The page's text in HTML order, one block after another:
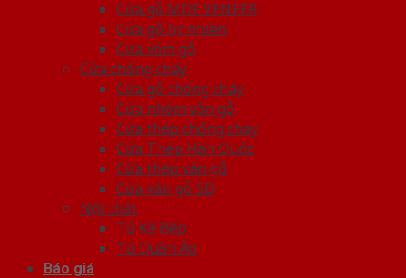
Cửa gỗ MDF VENEER
Cửa gỗ tự nhiên
Cửa vòm gỗ
Cửa chống cháy
Cửa gỗ chống cháy
Cửa nhôm vân gỗ
Cửa thép chống cháy
Cửa Thép Hàn Quốc
Cửa thép vân gỗ
Cửa vân gỗ 5D
Nội thất
Tủ Kệ Bếp
Tủ Quần Áo
Báo giá